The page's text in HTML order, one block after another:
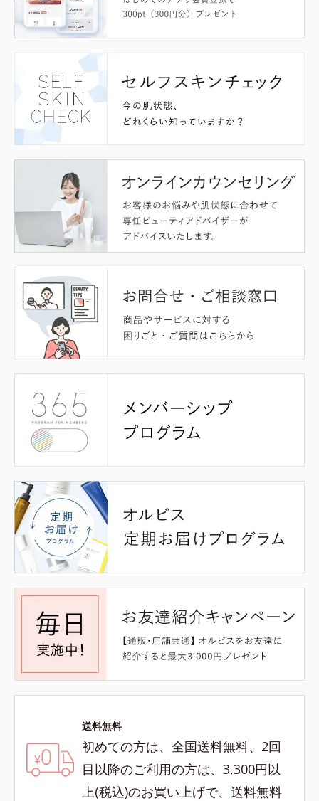
送料無料
初めての方は、全国送料無料、2回
目以降のご利用の方は、3,300円以
上(税込)のお買い上げで、送料無料